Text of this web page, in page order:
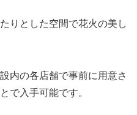
りとした空間で花火の美し
内の各店舗で事前に用意さ
で入手可能です。